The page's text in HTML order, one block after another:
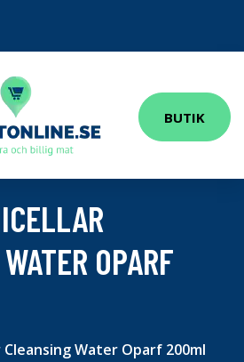
BUTIK
OPARF
Cleansing Water Oparf 200ml